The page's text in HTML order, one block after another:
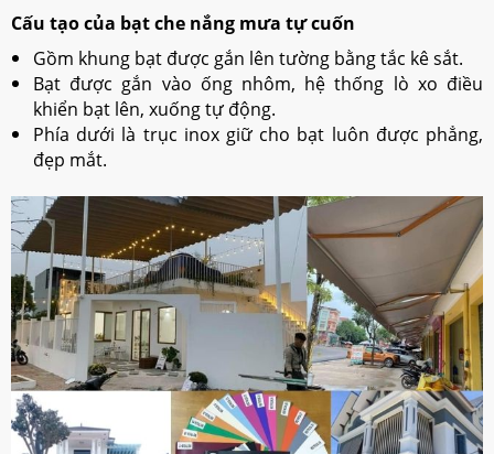
Cấu tạo của bạt che nắng mưa tự cuốn
Gồm khung bạt được gắn lên tường bằng tắc kê sắt.
Bạt được gắn vào ống nhôm, hệ thống lò xo điều
khiển bạt lên, xuống tự động.
Phía dưới là trục inox giữ cho bạt luôn được phẳng,
đẹp mắt.